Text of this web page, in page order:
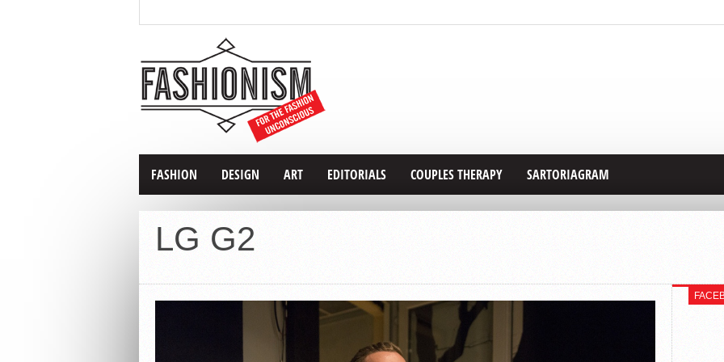
FASHION DESIGN ART EDITORIALS COUPLES THERAPY SARTORIAGRAM
LG G2